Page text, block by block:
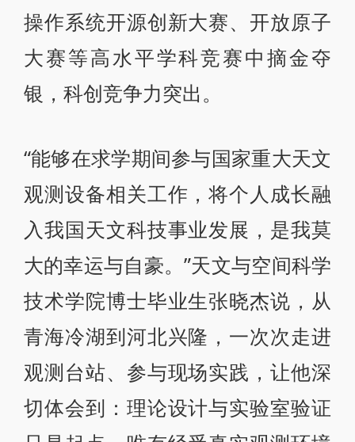
操作系统开源创新大赛、开放原子
大赛等高水平学科竞赛中摘金夺
银，科创竞争力突出。
“能够在求学期间参与国家重大天文
观测设备相关工作，将个人成长融
入我国天文科技事业发展，是我莫
大的幸运与自豪。”天文与空间科学
技术学院博士毕业生张晓杰说，从
青海冷湖到河北兴隆，一次次走进
观测台站、参与现场实践，让他深
切体会到：理论设计与实验室验证